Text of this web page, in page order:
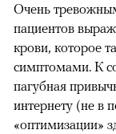
Очень
пациентов
крови, которое
симптомами. К
пагубная
интернету (не в
«оптимизации»